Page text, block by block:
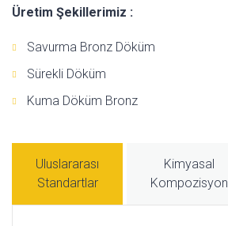
Üretim Şekillerimiz :
Savurma Bronz Döküm
Sürekli Döküm
Kuma Döküm Bronz
Uluslararası
Standartlar
Kimyasal
Kompozisyon